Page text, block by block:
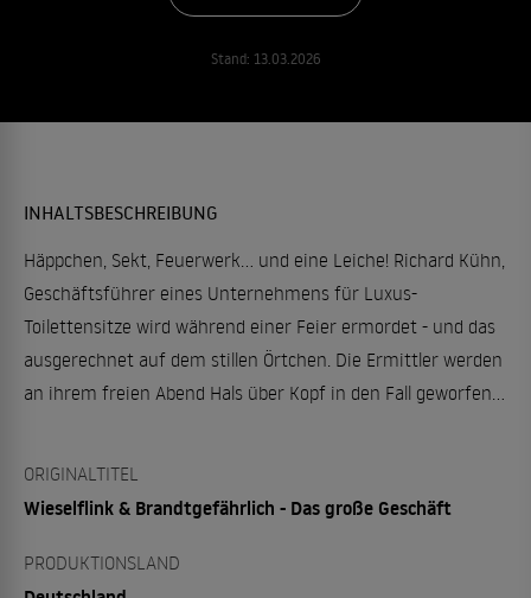
Stand: 13.03.2026
INHALTSBESCHREIBUNG
Häppchen, Sekt, Feuerwerk... und eine Leiche! Richard Kühn,
Geschäftsführer eines Unternehmens für Luxus-
Toilettensitze wird während einer Feier ermordet - und das
ausgerechnet auf dem stillen Örtchen. Die Ermittler werden
an ihrem freien Abend Hals über Kopf in den Fall geworfen...
ORIGINALTITEL
Wieselflink & Brandtgefährlich - Das große Geschäft
PRODUKTIONSLAND